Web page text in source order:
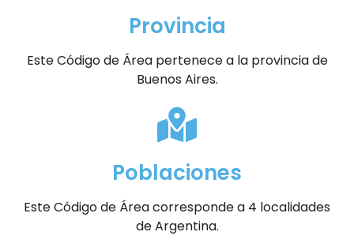
Provincia
Este Código de Área pertenece a la provincia de
Buenos Aires.
Poblaciones
Este Código de Área corresponde a 4 localidades
de Argentina.